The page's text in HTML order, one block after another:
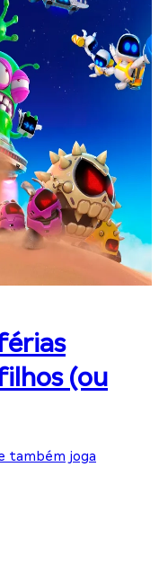
(ou
também joga